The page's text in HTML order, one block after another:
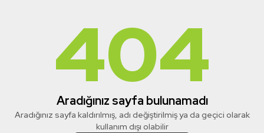
404
Aradığınız sayfa bulunamadı
Aradığınız sayfa kaldırılmış, adı değiştirilmiş ya da geçici olarak
kullanım dışı olabilir